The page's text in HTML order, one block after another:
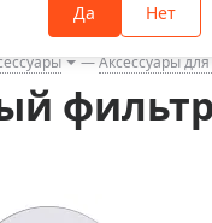
Да Нет
Аксессуары
фильтр